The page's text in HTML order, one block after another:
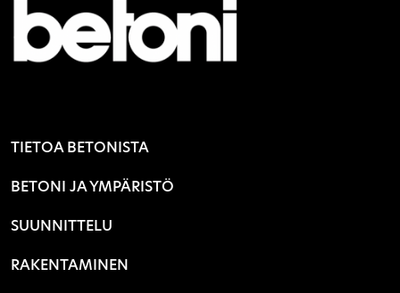
TIETOA BETONISTA
BETONI JA YMPÄRISTÖ
SUUNNITTELU
RAKENTAMINEN